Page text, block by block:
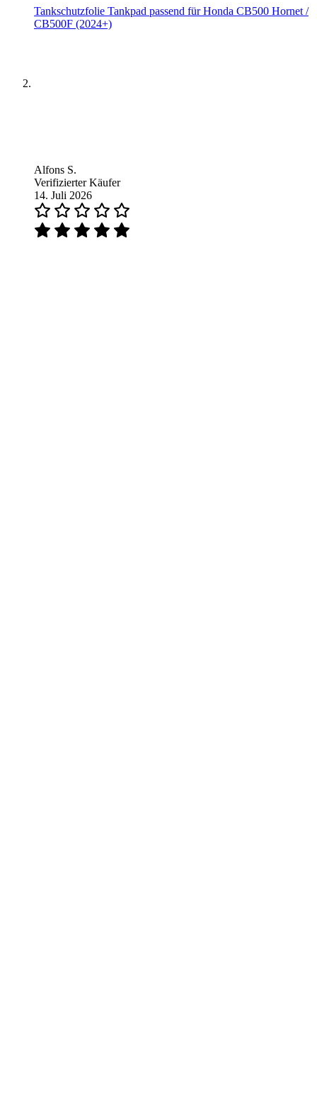
Tankschutzfolie Tankpad passend für Honda CB500 Hornet /
CB500F (2024+)
Alfons S.
Verifizierter Käufer
14. Juli 2026